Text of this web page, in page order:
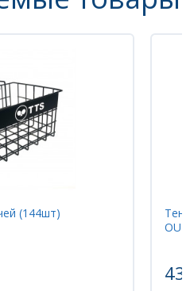
Теннисный стол
OUTDOOR LX синий